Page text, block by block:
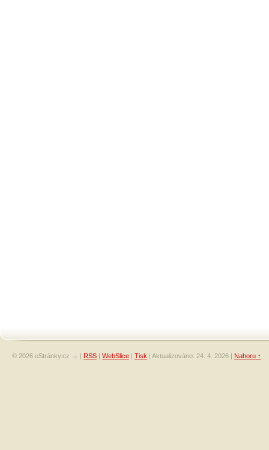
© 2026 eStránky.cz | RSS | WebSlice | Tisk | Aktualizováno: 24. 4. 2026 | Nahoru ↑